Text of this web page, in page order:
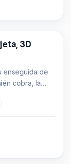
3D
enseguida de
cobra, la